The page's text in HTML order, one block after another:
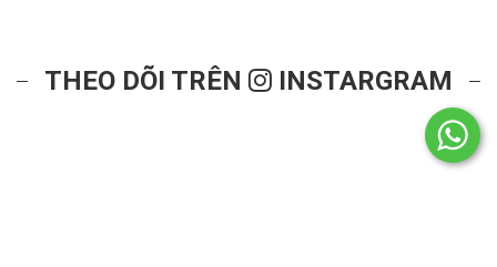
THEO DÕI TRÊN INSTARGRAM